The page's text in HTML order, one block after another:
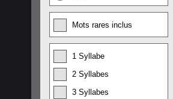
Mots rares inclus
1 Syllabe
2 Syllabes
3 Syllabes